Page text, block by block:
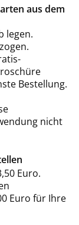
aus dem
legen.
Bestellung.
nicht
Euro.
Euro für Ihre